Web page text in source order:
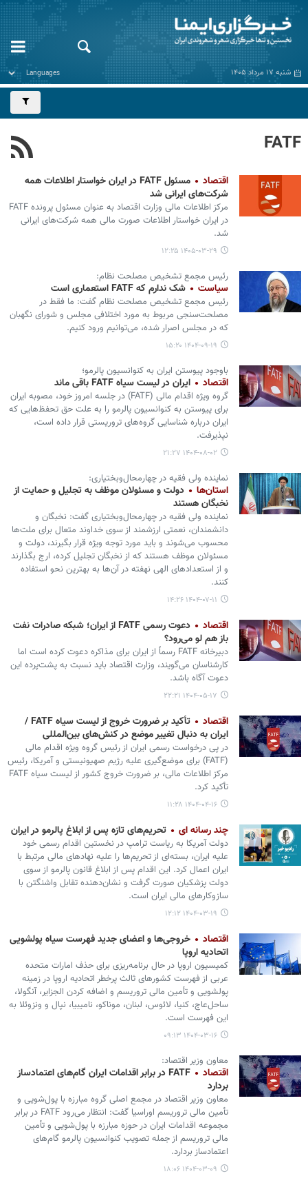
شنبه ۱۷ مرداد ۱۴۰۵
FATF
اقتصاد
مسئول FATF در ایران خواستار اطلاعات همه
شرکت‌های ایرانی شد
مرکز اطلاعات مالی وزارت اقتصاد به عنوان مسئول پرونده FATF
در ایران خواستار اطلاعات صورت مالی همه شرکت‌های ایرانی
شد.
۱۴۰۵-۰۳-۲۹ ۱۲:۲۵
رئیس مجمع تشخیص مصلحت نظام:
سیاست شک ندارم که FATF استعماری است
رئیس مجمع تشخیص مصلحت نظام گفت: ما فقط در
مصلحت‌سنجی مربوط به مورد اختلافی مجلس و شورای نگهبان
که در مجلس اصرار شده، می‌توانیم ورود کنیم.
۱۴۰۴-۰۹-۱۹ ۱۵:۲۰
باوجود پیوستن ایران به کنوانسیون پالرمو؛
اقتصاد ایران در لیست سیاه FATF باقی ماند
گروه ویژه اقدام مالی (FATF) در جلسه امروز خود، مصوبه ایران
برای پیوستن به کنوانسیون پالرمو را به علت حق تحفظ‌هایی که
ایران درباره شناسایی گروه‌های تروریستی قرار داده است،
نپذیرفت.
۱۴۰۴-۰۸-۰۲ ۲۱:۲۷
نماینده ولی فقیه در چهارمحال‌وبختیاری:
استان‌ها
دولت و مسئولان موظف به تجلیل و حمایت از
نخبگان هستند
نماینده ولی فقیه در چهارمحال‌وبختیاری گفت: نخبگان و
دانشمندان، نعمتی ارزشمند از سوی خداوند متعال برای ملت‌ها
محسوب می‌شوند و باید مورد توجه ویژه قرار بگیرند، دولت و
مسئولان موظف‌ هستند که از نخبگان تجلیل کرده، ارج بگذارند
و از استعدادهای الهی نهفته در آن‌ها به بهترین نحو استفاده
کنند.
۱۴۰۴-۰۷-۱۱ ۱۴:۲۶
اقتصاد
دعوت رسمی FATF از ایران؛ شبکه صادرات نفت
باز هم لو می‌رود؟
دبیرخانه FATF رسماً از ایران برای مذاکره دعوت کرده است اما
کارشناسان می‌گویند، وزارت اقتصاد باید نسبت به پشت‌پرده این
دعوت آگاه باشد.
۱۴۰۴-۰۵-۱۷ ۲۲:۲۱
اقتصاد
تأکید بر ضرورت خروج از لیست سیاه FATF /
ایران به دنبال تغییر موضع در کنش‌های بین‌المللی
در پی درخواست رسمی ایران از رئیس گروه ویژه اقدام مالی
(FATF) برای موضع‌گیری علیه رژیم صهیونیستی و آمریکا، رئیس
مرکز اطلاعات مالی، بر ضرورت خروج کشور از لیست سیاه FATF
تأکید کرد.
۱۴۰۴-۰۴-۱۶ ۱۱:۲۸
چند رسانه ای تحریم‌های تازه پس از ابلاغ پالرمو در ایران
دولت آمریکا به ریاست ترامپ در نخستین اقدام رسمی خود
علیه ایران، بسته‌ای از تحریم‌ها را علیه نهادهای مالی مرتبط با
ایران اعمال کرد. این اقدام پس از ابلاغ قانون پالرمو از سوی
دولت پزشکیان صورت گرفت و نشان‌دهنده تقابل واشنگتن با
سازوکارهای مالی ایران است.
۱۴۰۴-۰۳-۱۹ ۱۲:۱۲
اقتصاد
خروجی‌ها و اعضای جدید فهرست سیاه پولشویی
اتحادیه اروپا
کمیسیون اروپا در حال برنامه‌ریزی برای حذف امارات متحده
عربی از فهرست کشورهای ثالث پرخطر اتحادیه اروپا در زمینه
پولشویی و تأمین مالی تروریسم و اضافه کردن الجزایر، آنگولا،
ساحل‌عاج، کنیا، لائوس، لبنان، موناکو، نامیبیا، نپال و ونزوئلا به
این فهرست است.
۱۴۰۴-۰۳-۱۶ ۰۹:۱۳
معاون وزیر اقتصاد:
اقتصاد
FATF در برابر اقدامات ایران گام‌های اعتمادساز
بردارد
معاون وزیر اقتصاد در مجمع اصلی گروه مبارزه با پول‌شویی و
تأمین مالی تروریسم اوراسیا گفت: انتظار می‌رود FATF در برابر
مجموعه اقدامات ایران در حوزه مبارزه با پول‌شویی و تأمین
مالی تروریسم از جمله تصویب کنوانسیون پالرمو گام‌های
اعتمادساز بردارد.
۱۴۰۴-۰۳-۰۹ ۱۸:۰۶